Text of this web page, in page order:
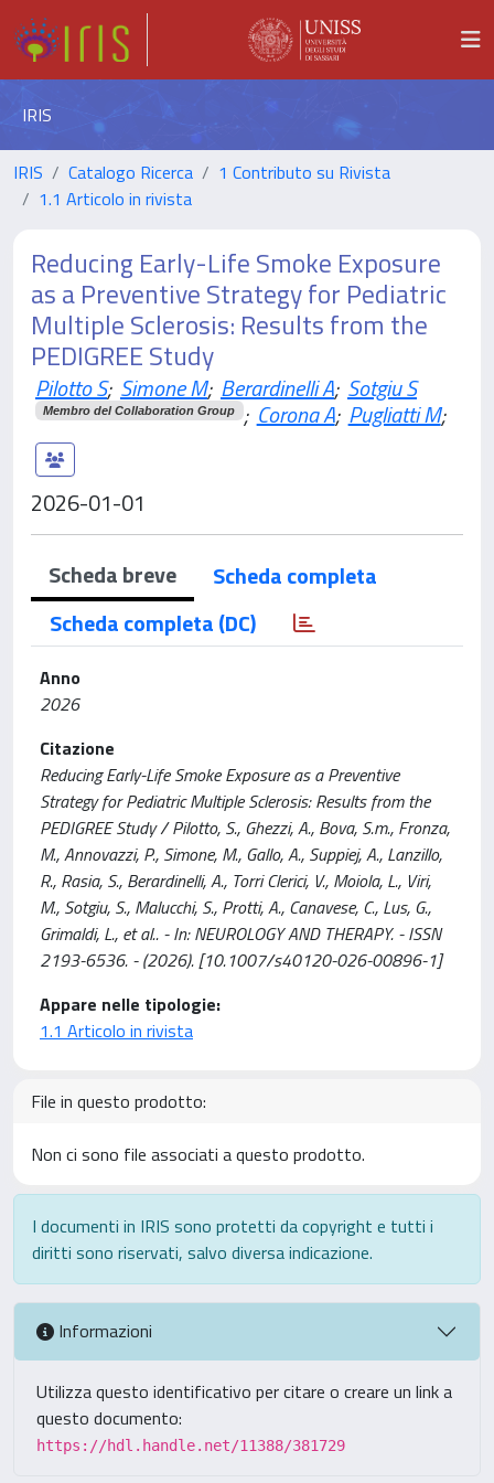
IRIS
IRIS Catalogo Ricerca
1 Contributo su Rivista
1.1 Articolo in rivista
Reducing Early-Life Smoke Exposure
as a Preventive Strategy for Pediatric
Multiple Sclerosis: Results from the
PEDIGREE Study
Pilotto S; Simone M; Berardinelli A; Sotgiu S
Membro del Collaboration Group ; Corona A; Pugliatti M;
2026-01-01
Scheda breve
Scheda completa
Scheda completa (DC)
Anno
2026
Citazione
Reducing Early-Life Smoke Exposure as a Preventive
Strategy for Pediatric Multiple Sclerosis: Results from the
PEDIGREE Study / Pilotto, S., Ghezzi, A., Bova, S.m., Fronza,
M., Annovazzi, P., Simone, M., Gallo, A., Suppiej, A., Lanzillo,
R., Rasia, S., Berardinelli, A., Torri Clerici, V., Moiola, L., Viri,
M., Sotgiu, S., Malucchi, S., Protti, A., Canavese, C., Lus, G.,
Grimaldi, L., et al.. - In: NEUROLOGY AND THERAPY. - ISSN
2193-6536. - (2026). [10.1007/s40120-026-00896-1]
Appare nelle tipologie:
1.1 Articolo in rivista
File in questo prodotto:
Non ci sono file associati a questo prodotto.
I documenti in IRIS sono protetti da copyright e tutti i
diritti sono riservati, salvo diversa indicazione.
Informazioni
Utilizza questo identificativo per citare o creare un link a
questo documento:
https://hdl.handle.net/11388/381729